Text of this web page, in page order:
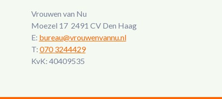
Vrouwen van Nu
Moezel 17 2491 CV Den Haag
E: bureau@vrouwenvannu.nl
T: 070 3244429
KvK: 40409535